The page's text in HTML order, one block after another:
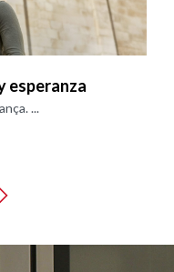
esperanza
...